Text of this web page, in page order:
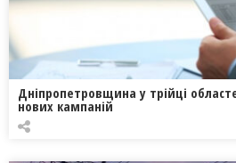
Дніпропетровщина у трійці
нових кампаній